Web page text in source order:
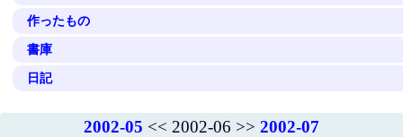
作ったもの
書庫
日記
2002-05 << 2002-06 >> 2002-07